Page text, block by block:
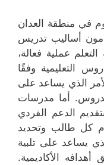
في منطقة العدان
أساليب تدريس
عملية فعالة،
التعليمية وفقًا
الذي يساعد على
أما مدرسات
الدعم الفردي
كل طالب وتحديد
يساعد على تلبية
أهدافه الأكاديمية.